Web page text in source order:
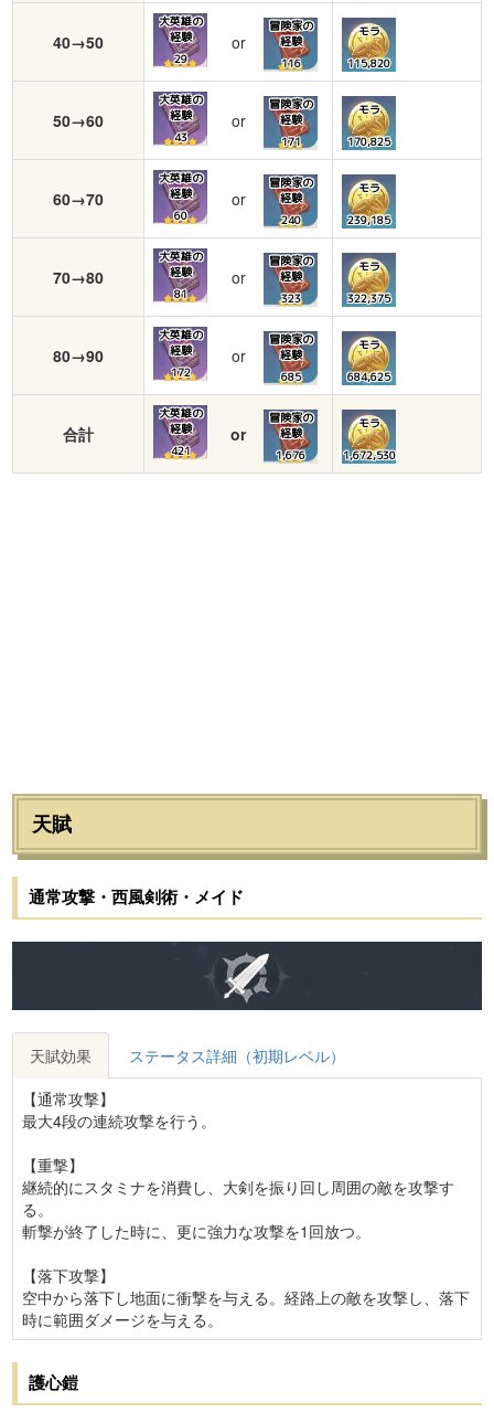
40→50
大英雄の
経験
29
or
冒険家の
経験
116
モラ
115,820
50→60
大英雄の
経験
43
or
冒険家の
経験
171
モラ
170,825
60→70
大英雄の
経験
60
or
冒険家の
経験
240
モラ
239,185
70→80
大英雄の
経験
81
or
冒険家の
経験
323
モラ
322,375
80→90
大英雄の
経験
172
or
冒険家の
経験
685
モラ
684,625
合計
大英雄の
経験
421
or
冒険家の
経験
1,676
モラ
1,672,530
天賦
通常攻撃・西風剣術・メイド
天賦効果
ステータス詳細（初期レベル）
【通常攻撃】
最大4段の連続攻撃を行う。
【重撃】
継続的にスタミナを消費し、大剣を振り回し周囲の敵を攻撃す
る。
斬撃が終了した時に、更に強力な攻撃を1回放つ。
【落下攻撃】
空中から落下し地面に衝撃を与える。経路上の敵を攻撃し、落下
時に範囲ダメージを与える。
護心鎧